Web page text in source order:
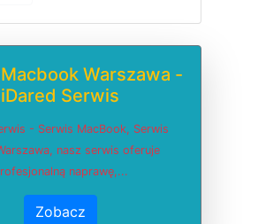
Warszawa -
iDared Serwis
- Serwis MacBook, Serwis
nasz serwis oferuje
naprawę,...
Zobacz